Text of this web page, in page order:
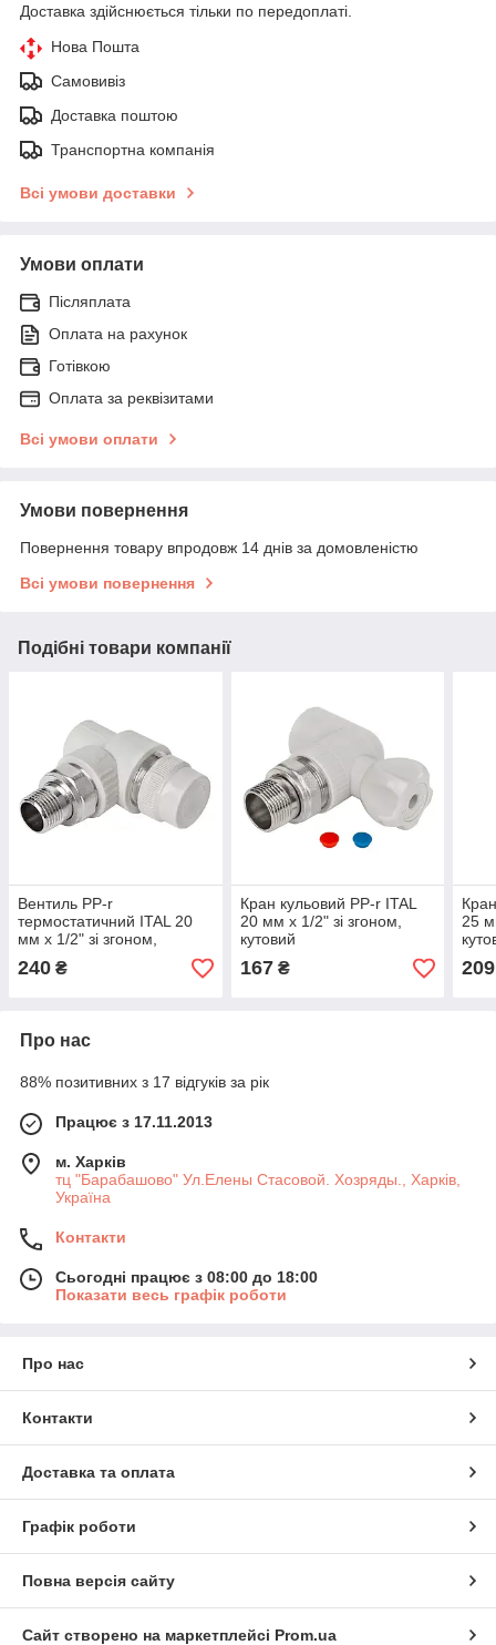
Доставка здійснюється тільки по передоплаті.
Нова Пошта
Самовивіз
Доставка поштою
Транспортна компанія
Всі умови доставки
Умови оплати
Післяплата
Оплата на рахунок
Готівкою
Оплата за реквізитами
Всі умови оплати
Умови повернення
Повернення товару впродовж 14 днів за домовленістю
Всі умови повернення
Подібні товари компанії
Вентиль PP-r
термостатичний ITAL 20
мм х 1/2" зі згоном,
кутовий
240 ₴
Кран кульовий PP-r ITAL
20 мм х 1/2" зі згоном,
кутовий
167₴
25
209
Про нас
88% позитивних з 17 відгуків за рік
Працює з 17.11.2013
м. Харків
тц "Барабашово" Ул.Елены Стасовой. Хозряды., Харків,
Україна
Контакти
Сьогодні працює з 08:00 до 18:00
Показати весь графік роботи
Про нас
Контакти
Доставка та оплата
Графік роботи
Повна версія сайту
Сайт створено на маркетплейсі Prom.ua